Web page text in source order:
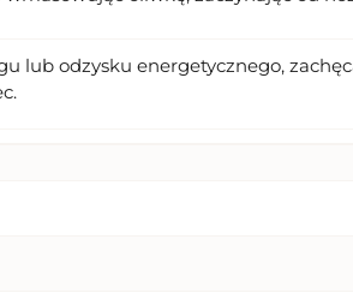
lub odzysku energetycznego,